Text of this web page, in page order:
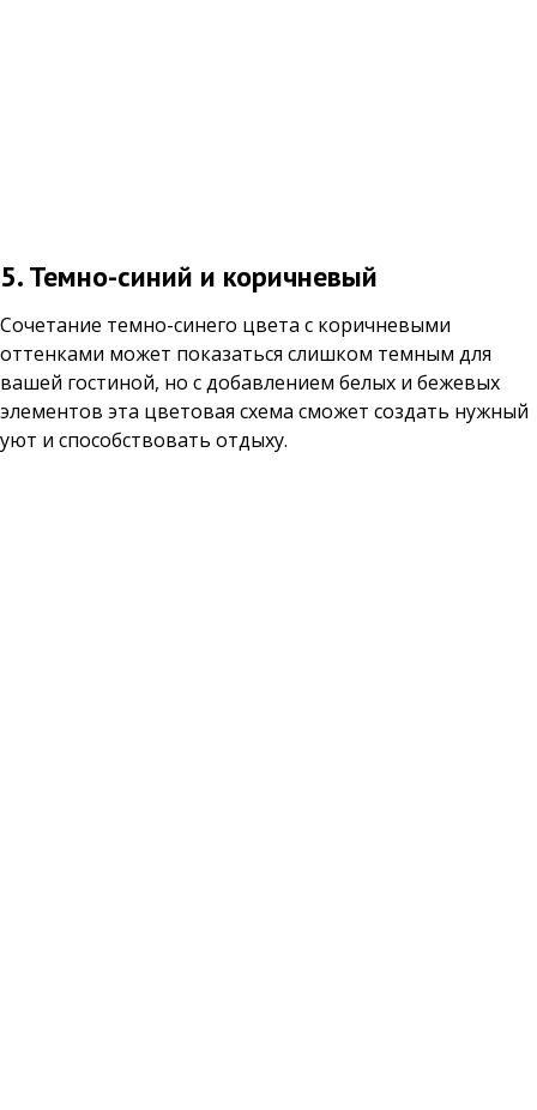
5. Темно-синий и коричневый
Сочетание темно-синего цвета с коричневыми
оттенками может показаться слишком темным для
вашей гостиной, но с добавлением белых и бежевых
элементов эта цветовая схема сможет создать нужный
уют и способствовать отдыху.